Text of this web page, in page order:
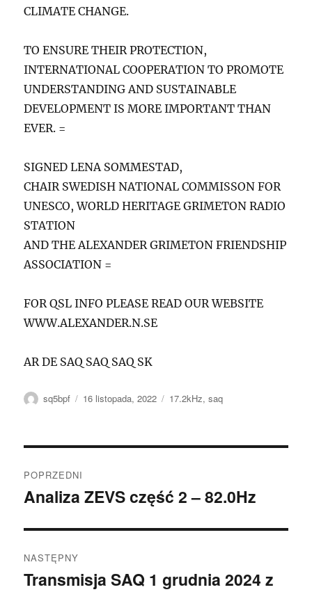
CLIMATE CHANGE.
TO ENSURE THEIR PROTECTION,
INTERNATIONAL COOPERATION TO PROMOTE
UNDERSTANDING AND SUSTAINABLE
DEVELOPMENT IS MORE IMPORTANT THAN
EVER. =
SIGNED LENA SOMMESTAD,
CHAIR SWEDISH NATIONAL COMMISSON FOR
UNESCO, WORLD HERITAGE GRIMETON RADIO
STATION
AND THE ALEXANDER GRIMETON FRIENDSHIP
ASSOCIATION =
FOR QSL INFO PLEASE READ OUR WEBSITE
WWW.ALEXANDER.N.SE
AR DE SAQ SAQ SAQ SK
Autor
sq5bpf
Data
16 listopada, 2022 Tagi
17.2kHz,saq
wpisu
POPRZEDNI
Poprzedni
Analiza ZEVS część 2 – 82.0Hz
NASTĘPNY
Następny
Transmisja SAQ 1 grudnia 2024 z